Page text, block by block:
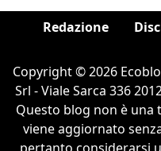
Redazione
Copyright © 2026
Srl - Viale Sarca 336
Questo blog non è
viene aggiornato